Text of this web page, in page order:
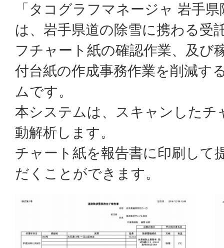
「タコグラフマネージャ 岩手
は、岩手県道の除雪に携わる受
フチャート紙の確認作業、及び
付台紙の作成事務作業を削減す
ムです。
本システムは、スキャンしたチ
動解析します。
チャート紙を報告書に印刷して
だくことができます。